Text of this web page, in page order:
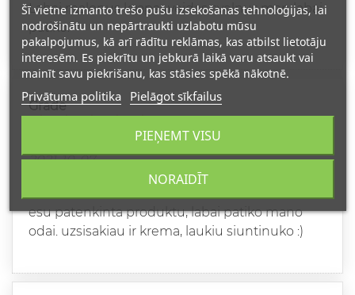
Labai malonus kvapas,veidas svelnus.man labai
patiko.
Grade
2021-10-07
PATEISINO LUKESCIUS
esu patenkinta produktu, labai patiko mano
odai. uzsisakiau ir krema, laukiu siuntinuko :)
Šī vietne izmanto trešo pušu izsekošanas tehnoloģijas, lai
nodrošinātu un nepārtraukti uzlabotu mūsu
pakalpojumus, kā arī rādītu reklāmas, kas atbilst lietotāju
interesēm. Es piekrītu un jebkurā laikā varu atsaukt vai
mainīt savu piekrišanu, kas stāsies spēkā nākotnē.
Privātuma politika Pielāgot sīkfailus
NORAIDĪT
PIEŅEMT VISU